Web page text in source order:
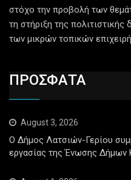
στόχο την προβολή των
τη στήριξη της πολιτιστικής
των μικρών τοπικών
ΠΡΟΣΦΑΤΑ
August 3, 2026
Ο Δήμος Λατσιών-Γερίου
εργασίας της Ένωσης Δήμων